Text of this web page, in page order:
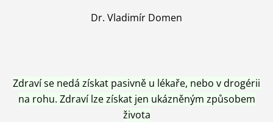
Dr. Vladimír Domen
Zdraví se nedá získat pasivně u lékaře, nebo v drogérii
na rohu. Zdraví lze získat jen ukázněným způsobem
života